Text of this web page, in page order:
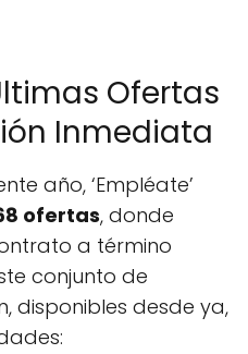
Ofertas
Inmediata
año, ‘Empléate’
ofertas, donde
a término
conjunto de
disponibles desde ya,